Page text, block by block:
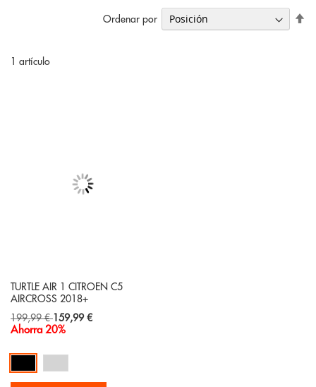
1 artículo
Ordenar por
TURTLE AIR 1 CITROEN C5
AIRCROSS 2018+
199,99 € Special
Price
159,99 €
Ahorra 20%